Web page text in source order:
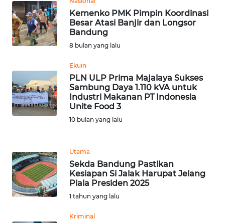
Kemenko PMK Pimpin Koordinasi
Besar Atasi Banjir dan Longsor
Bandung
8 bulan yang lalu
Ekuin
PLN ULP Prima Majalaya Sukses
Sambung Daya 1.110 kVA untuk
Industri Makanan PT Indonesia
Unite Food 3
10 bulan yang lalu
Utama
Sekda Bandung Pastikan
Kesiapan Si Jalak Harupat Jelang
Piala Presiden 2025
1 tahun yang lalu
Kriminal
Wahana
News
Regional
SUMUT
WN
JAKARTA
WN
BANTEN